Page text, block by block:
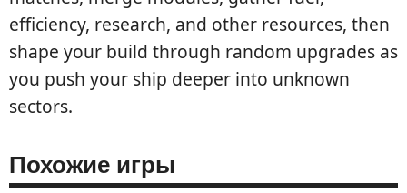
efficiency, research, and other resources, then
shape your build through random upgrades as
you push your ship deeper into unknown
sectors.
Похожие игры